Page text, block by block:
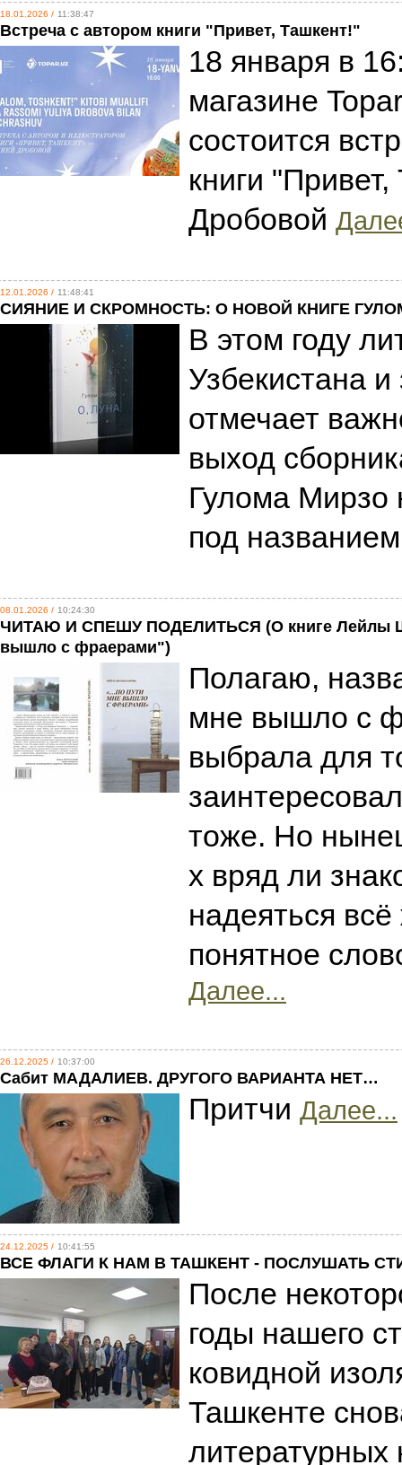
18.01.2026 / 11:38:47
Встреча с автором книги "Привет, Ташкент!"
18 января в
магазине
состоится
книги
Дробовой
12.01.2026 / 11:48:41
СИЯНИЕ И СКРОМНОСТЬ: О НОВОЙ КНИГЕ
В этом году
Узбекистана
отмечает
выход
Гулома Мирзо
под
08.01.2026 / 10:24:30
ЧИТАЮ И СПЕШУ ПОДЕЛИТЬСЯ (О книге Лейлы
вышло с фраерами")
Полагаю,
мне вышло с
выбрала для
тоже. Но
х вряд ли
надеяться
понятное
Далее...
26.12.2025 / 10:37:00
Сабит МАДАЛИЕВ. ДРУГОГО ВАРИАНТА НЕТ…
Притчи Далее...
24.12.2025 / 10:41:55
ВСЕ ФЛАГИ К НАМ В ТАШКЕНТ - ПОСЛУШАТЬ
После
годы нашего
ковидной
Ташкенте
литературных